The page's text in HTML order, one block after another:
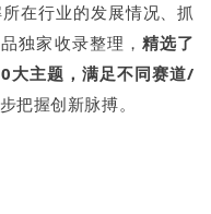
在行业的发展情况、抓
独家收录整理，精选了
大主题，满足不同赛道/
把握创新脉搏。